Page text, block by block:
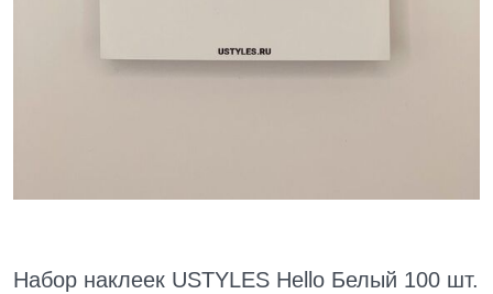
Набор наклеек USTYLES Hello Белый 100 шт.